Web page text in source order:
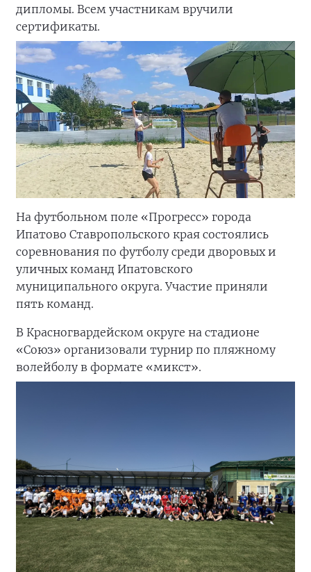
дипломы. Всем участникам вручили
сертификаты.
На футбольном поле «Прогресс» города
Ипатово Ставропольского края состоялись
соревнования по футболу среди дворовых и
уличных команд Ипатовского
муниципального округа. Участие приняли
пять команд.
В Красногвардейском округе на стадионе
«Союз» организовали турнир по пляжному
волейболу в формате «микст».